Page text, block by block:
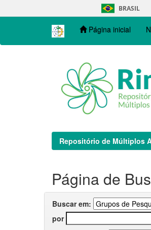
navigation
BRASIL
Página inicial
Repositório de Múltiplos
Página de
Buscar em:
por